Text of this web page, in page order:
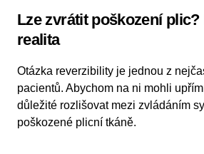
Lze zvrátit poškození plic?
realita
Otázka reverzibility je jednou z
pacientů. Abychom na ni mohli
důležité rozlišovat mezi zvládáním
poškozené plicní tkáně.